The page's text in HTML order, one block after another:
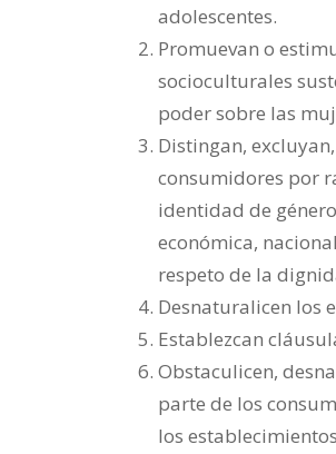
adolescentes.
Promuevan o
socioculturales
poder sobre las
Distingan,
consumidores por
identidad de
económica,
respeto de la
Desnaturalicen los
Establezcan
Obstaculicen,
parte de los
los